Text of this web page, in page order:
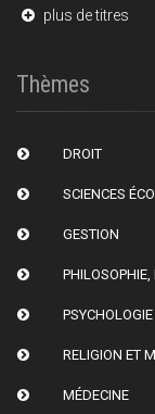
plus de titres
Thèmes
DROIT
SCIENCES
GESTION
PHILOSOPHIE,
RELIGION ET
MÉDECINE